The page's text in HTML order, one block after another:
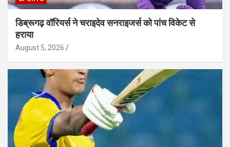
डिब्रूगढ़ वॉरियर्स ने चराइदेव सनराइजर्स को पांच विकेट से
हराया
August 5, 2026